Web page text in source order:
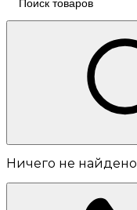
Ничего не найдено